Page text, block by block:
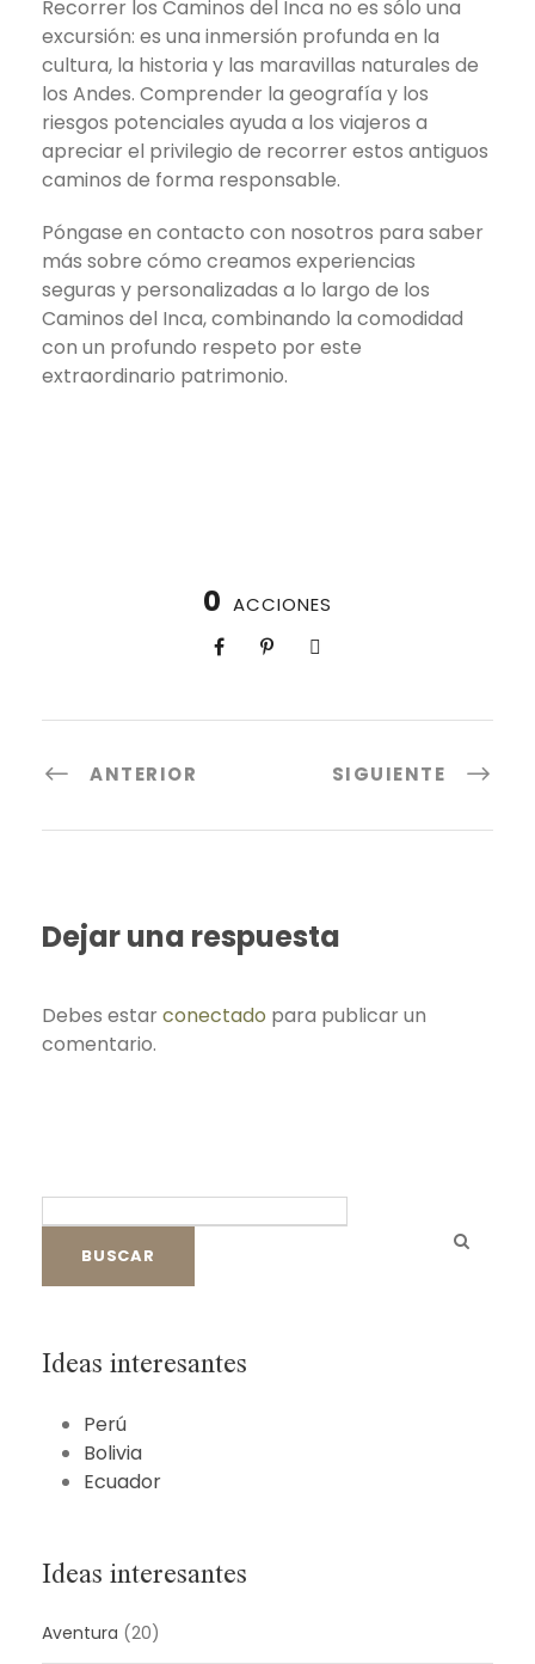
Recorrer los Caminos del Inca no es sólo una
excursión: es una inmersión profunda en la
cultura, la historia y las maravillas naturales de
los Andes. Comprender la geografía y los
riesgos potenciales ayuda a los viajeros a
apreciar el privilegio de recorrer estos antiguos
caminos de forma responsable.
Póngase en contacto con nosotros para saber
más sobre cómo creamos experiencias
seguras y personalizadas a lo largo de los
Caminos del Inca, combinando la comodidad
con un profundo respeto por este
extraordinario patrimonio.
0 ACCIONES
ANTERIOR SIGUIENTE
Dejar una respuesta
Debes estarconectado para publicar un
comentario.
c
r
:
Ideas interesantes
Perú
Bolivia
Ecuador
Ideas interesantes
Aventura (20)